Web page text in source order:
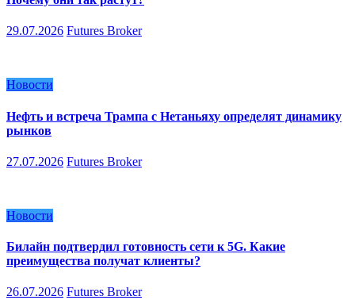
29.07.2026 Futures Broker
Новости
Нефть и встреча Трампа с Нетаньяху определят динамику
рынков
27.07.2026 Futures Broker
Новости
Билайн подтвердил готовность сети к 5G. Какие
преимущества получат клиенты?
26.07.2026 Futures Broker